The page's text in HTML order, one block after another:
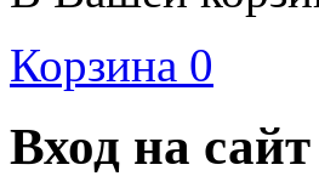
Корзина 0
Вход на сайт